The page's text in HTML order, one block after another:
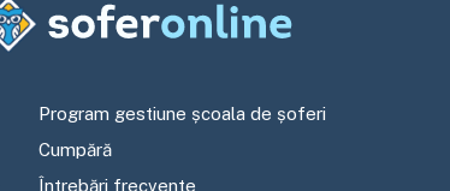
Program gestiune școala de șoferi
Cumpără
Întrebări frecvente